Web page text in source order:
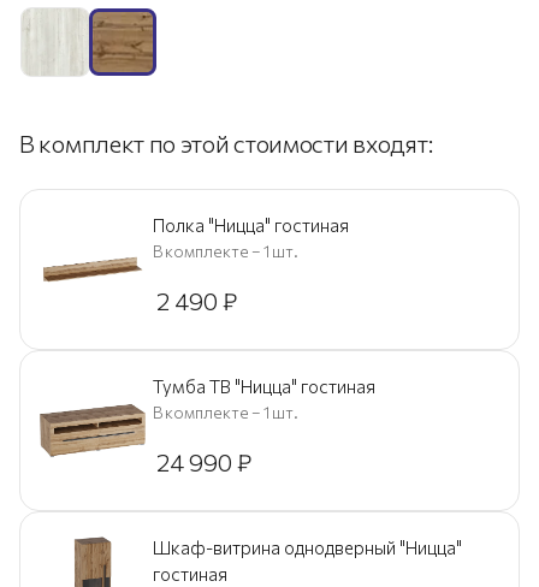
В комплект по этой стоимости входят:
Полка "Ницца" гостиная
В комплекте – 1 шт.
2 490 ₽
Тумба ТВ "Ницца" гостиная
В комплекте – 1 шт.
24 990 ₽
Шкаф-витрина однодверный "Ницца"
гостиная